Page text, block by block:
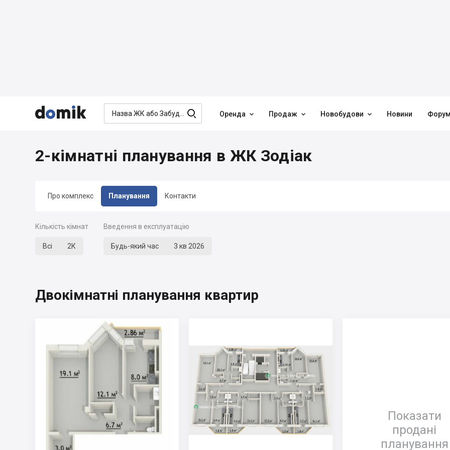


  Оренда  Продаж  Новобудови  Новини
Про комплекс Планування Контакти
2-кімнатні планування в ЖК Зодіак
Кількість кімнат
Всі 2К
Введення в експлуатацію
Будь-який час 3 кв 2026
Двокімнатні планування квартир
Показати
продані
планування